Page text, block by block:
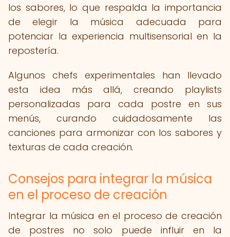
los sabores, lo que respalda la importancia
de elegir la música adecuada para
potenciar la experiencia multisensorial en la
repostería.
Algunos chefs experimentales han llevado
esta idea más allá, creando playlists
personalizadas para cada postre en sus
menús, curando cuidadosamente las
canciones para armonizar con los sabores y
texturas de cada creación.
Consejos para integrar la música
en el proceso de creación
Integrar la música en el proceso de creación
de postres no solo puede influir en la